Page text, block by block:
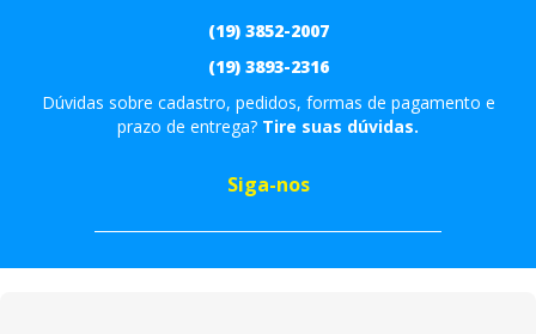
(19) 3852-2007
(19) 3893-2316
Dúvidas sobre cadastro, pedidos, formas de pagamento e
prazo de entrega? Tire suas dúvidas.
Siga-nos